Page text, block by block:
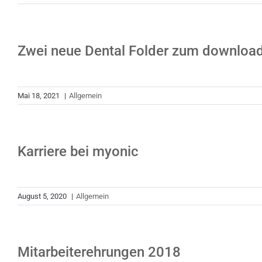
Zwei neue Dental Folder zum
Mai 18, 2021 | Allgemein
Karriere bei myonic
August 5, 2020 | Allgemein
Mitarbeiterehrungen 2018